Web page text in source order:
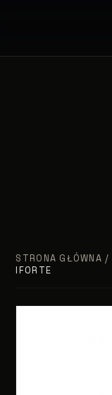
STRONA GŁÓWNA /
IFORTE